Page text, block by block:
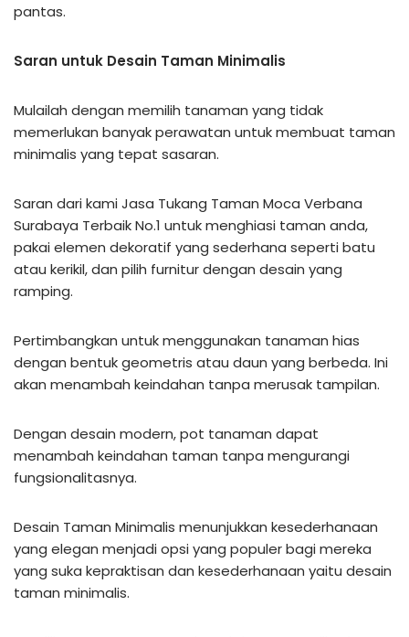
pantas.
Saran untuk Desain Taman Minimalis
Mulailah dengan memilih tanaman yang tidak
memerlukan banyak perawatan untuk membuat taman
minimalis yang tepat sasaran.
Saran dari kami Jasa Tukang Taman Moca Verbana
Surabaya Terbaik No.1 untuk menghiasi taman anda,
pakai elemen dekoratif yang sederhana seperti batu
atau kerikil, dan pilih furnitur dengan desain yang
ramping.
Pertimbangkan untuk menggunakan tanaman hias
dengan bentuk geometris atau daun yang berbeda. Ini
akan menambah keindahan tanpa merusak tampilan.
Dengan desain modern, pot tanaman dapat
menambah keindahan taman tanpa mengurangi
fungsionalitasnya.
Desain Taman Minimalis menunjukkan kesederhanaan
yang elegan menjadi opsi yang populer bagi mereka
yang suka kepraktisan dan kesederhanaan yaitu desain
taman minimalis.